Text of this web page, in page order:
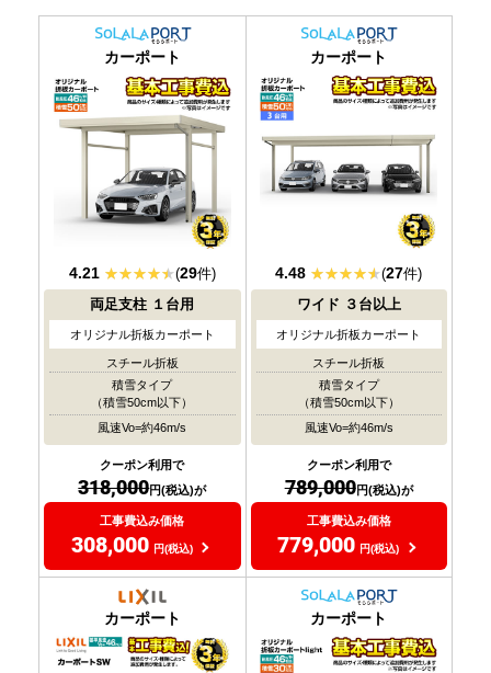
カーポート
耐積雪/風圧
4.21 (29件)
両足支柱 １台用
オリジナル折板カーポート
スチール折板
積雪タイプ
（積雪50cm以下）
風速Vo=約46m/s
クーポン利用で
318,000円(税込)が
工事費込み価格
308,000 円(税込)
カーポート
耐積雪/風圧
4.48 (27件)
ワイド ３台以上
オリジナル折板カーポート
スチール折板
積雪タイプ
（積雪50cm以下）
風速Vo=約46m/s
クーポン利用で
789,000円(税込)が
工事費込み価格
779,000 円(税込)
カーポート カーポート